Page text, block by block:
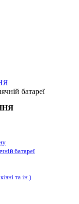
батареї
батареї
та ін.)